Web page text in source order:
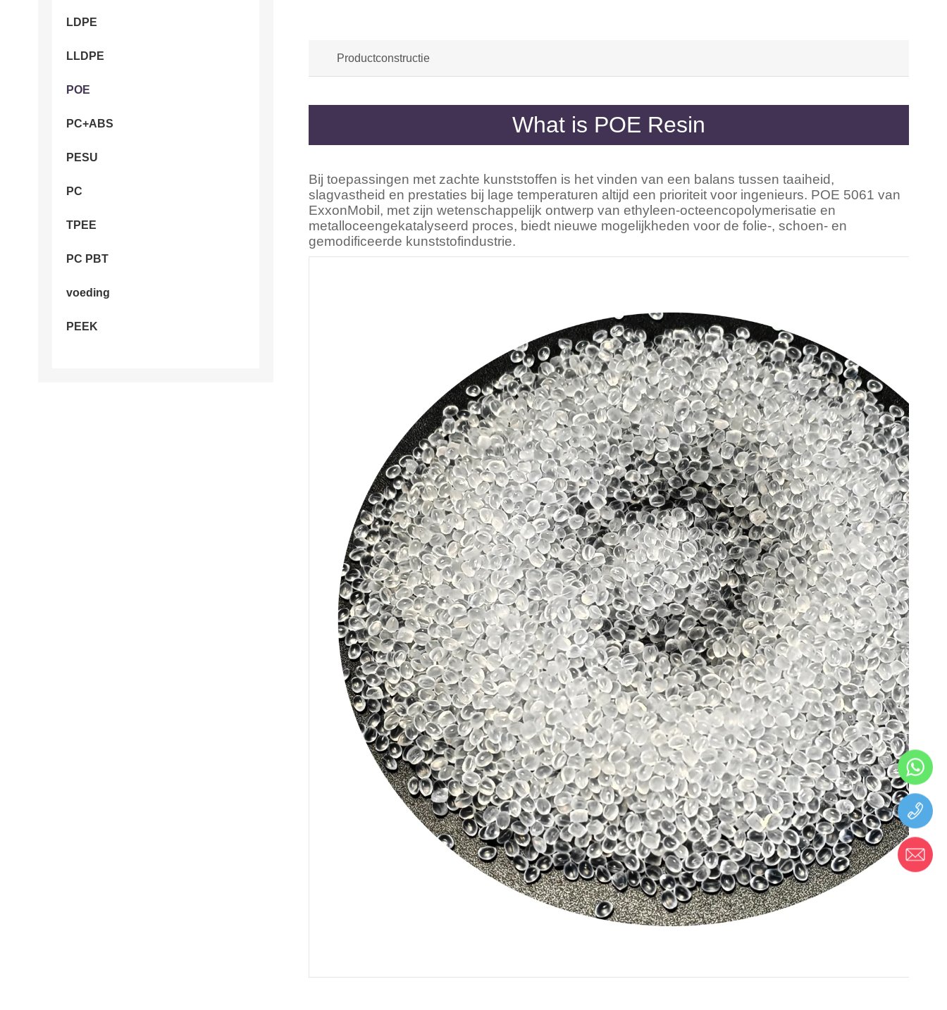
LDPE
LLDPE
POE
PC+ABS
PESU
PC
TPEE
PC PBT
voeding
PEEK
Productconstructie
What is POE Resin
Bij toepassingen met zachte kunststoffen is het vinden van een balans tussen taaiheid,
slagvastheid en prestaties bij lage temperaturen altijd een prioriteit voor ingenieurs. POE 5061 van
ExxonMobil, met zijn wetenschappelijk ontwerp van ethyleen-octeencopolymerisatie en
metalloceengekatalyseerd proces, biedt nieuwe mogelijkheden voor de folie-, schoen- en
gemodificeerde kunststofindustrie.